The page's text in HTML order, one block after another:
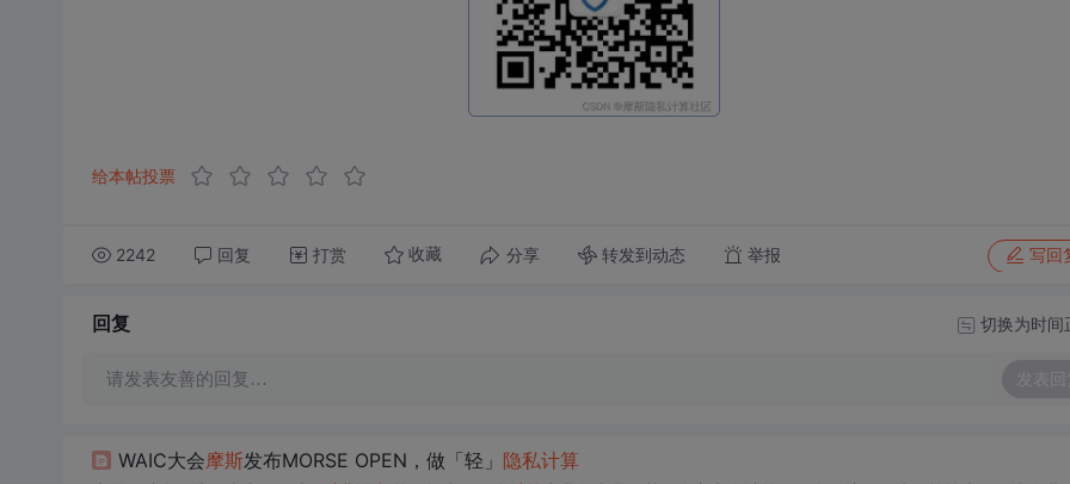
给本帖投票
2242 回复 打赏 收藏 分享 转发到动态 举报 写回
回复 切换为时间
请发表友善的回复… 发表回
WAIC大会摩斯发布MORSE OPEN，做「轻」 隐私计算